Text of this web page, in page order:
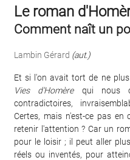
Le roman
Comment naît un
Lambin Gérard (aut.)
Et si l'on avait tort de ne
Vies d'Homèrequi nous
contradictoires,
Certes, mais n'est-ce pas en
retenir l'attention ? Car un
pour le loisir ; il peut aller
réels ou inventés, pour